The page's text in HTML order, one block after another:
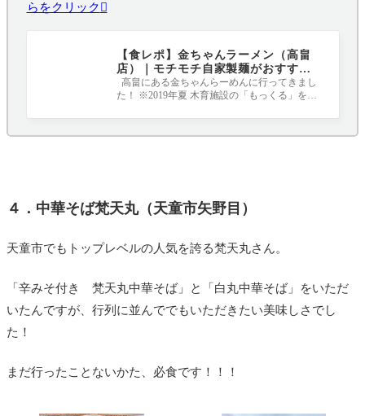
らをクリック
【食レポ】金ちゃんラーメン（高畠
店）｜モチモチ自家製麺がおすすめ
です！
高畠にある金ちゃんらーめんに行ってきまし
た！ ※2019年夏 木育施設の「もっくる」を堪
４．中華そば梵天丸（天童市矢野目）
天童市でもトップレベルの人気を誇る梵天丸さん。
「辛みそ付き 梵天丸中華そば」と「白丸中華そば」をいただ
いたんですが、行列に並んででもいただきたい美味しさでし
た！
まだ行ったことないかた、必食です！！！